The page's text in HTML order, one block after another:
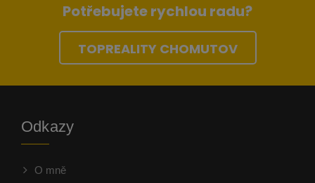
Potřebujete rychlou radu?
TOPREALITY CHOMUTOV
Odkazy
O mně